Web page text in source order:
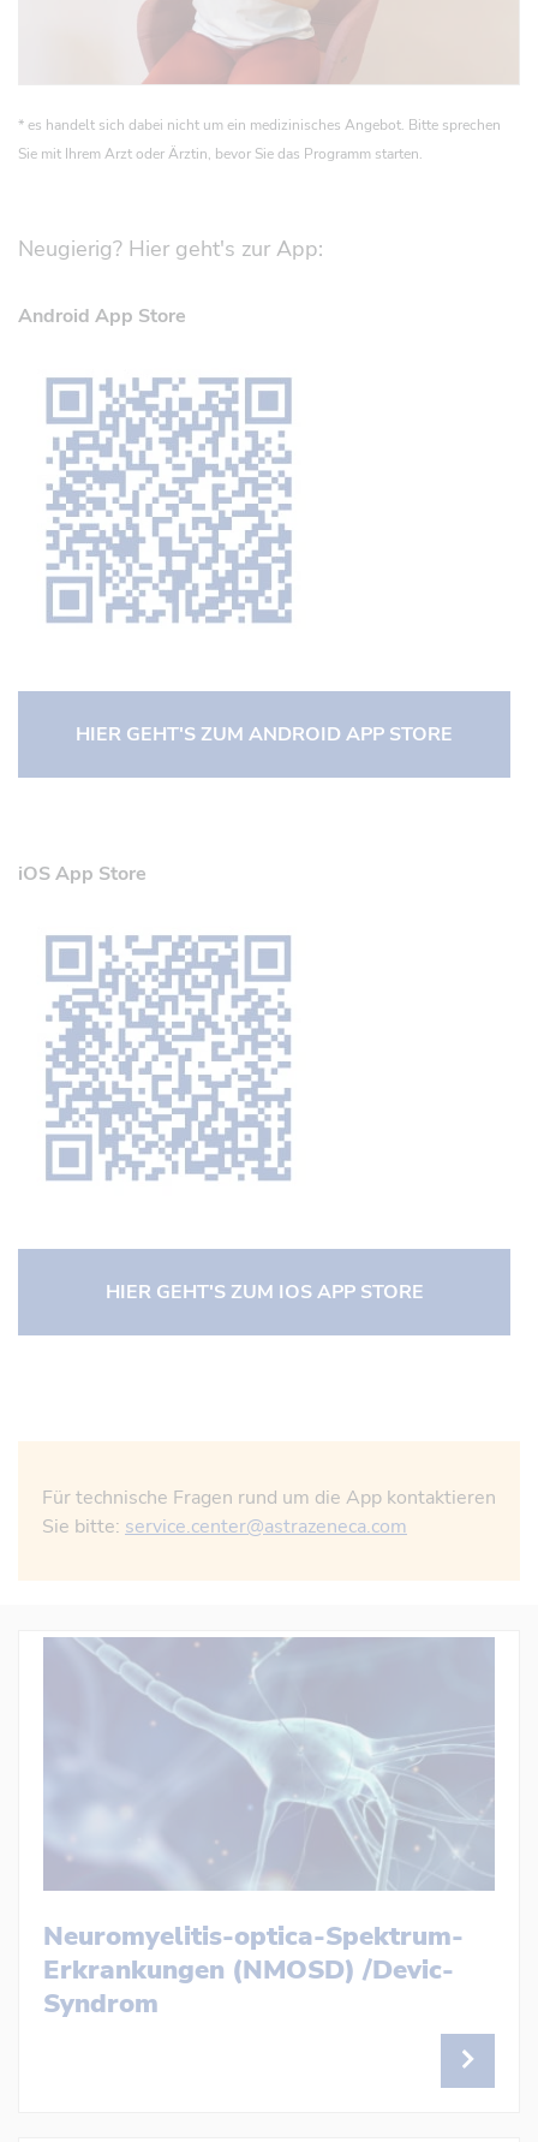
* es handelt sich dabei nicht um ein medizinisches Angebot. Bitte sprechen
Sie mit Ihrem Arzt oder Ärztin, bevor Sie das Programm starten.
Neugierig? Hier geht's zur App:
Android App Store
HIER GEHT'S ZUM ANDROID APP STORE
iOS App Store
HIER GEHT'S ZUM IOS APP STORE
Für technische Fragen rund um die App kontaktieren
Sie bitte: service.center@astrazeneca.com
Neuromyelitis-optica-Spektrum-
Erkrankungen (NMOSD) /Devic-
Syndrom